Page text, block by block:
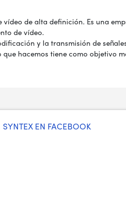
vídeo de alta definición. Es una
de vídeo.
y la transmisión de
hacemos tiene como objetivo
SYNTEX EN FACEBOOK